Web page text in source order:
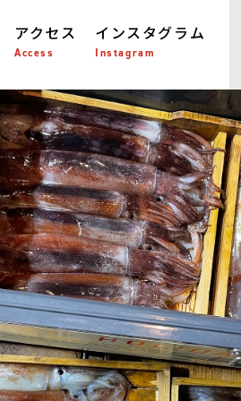
アクセス
Access
インスタグラム
Instagram